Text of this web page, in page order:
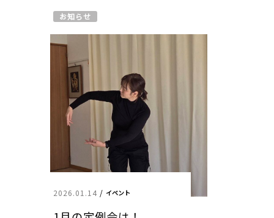
お知らせ
2026.01.14 / イベント